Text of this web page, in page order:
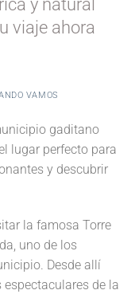
viaje ahora
VAMOS
gaditano
lugar perfecto para
y descubrir
la famosa Torre
uno de los
Desde allí
de la